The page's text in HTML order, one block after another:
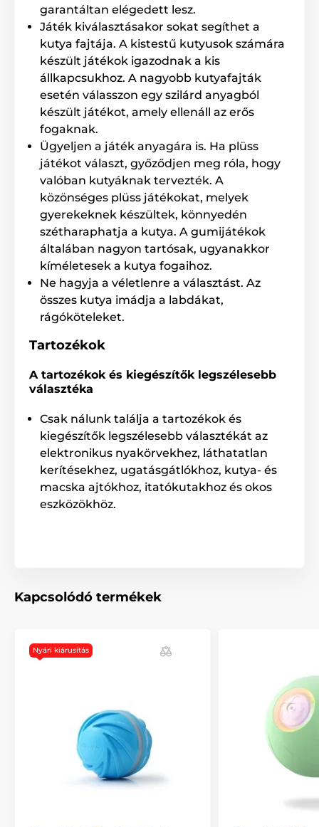
kínálja, amikor a labda hirtelen megáll, más irányba
mozdul el és a labda felületén található lyukaknak
köszönhetően a macska könnyebben manipulálhat
vele. A labdák önmagukban is használhatók
játékként.
A termék előnyei:
3 db eredeti Meow Planet labda (2x zöld, 1x narancs)
önmagában is használható, a Petkit kaparó nélkül
Megjegyzés: A kép csak illusztráció.
A műszaki specifikációk előzetes értesítés nélkül
változhatnak. A képek csak illusztrációk.
A termék a következő kategóriákba sorolt
Játékok
Harapós
Labdák
garantáltan elégedett lesz.
Játék kiválasztásakor sokat segíthet a
kutya fajtája. A kistestű kutyusok számára
készült játékok igazodnak a kis
állkapcsukhoz. A nagyobb kutyafajták
esetén válasszon egy szilárd anyagból
készült játékot, amely ellenáll az erős
fogaknak.
Ügyeljen a játék anyagára is. Ha plüss
játékot választ, győződjen meg róla, hogy
valóban kutyáknak tervezték. A
közönséges plüss játékokat, melyek
gyerekeknek készültek, könnyedén
szétharaphatja a kutya. A gumijátékok
általában nagyon tartósak, ugyanakkor
kíméletesek a kutya fogaihoz.
Ne hagyja a véletlenre a választást. Az
összes kutya imádja a labdákat,
rágóköteleket.
Tartozékok
A tartozékok és kiegészítők legszélesebb
választéka
Csak nálunk találja a tartozékok és
kiegészítők legszélesebb választékát az
elektronikus nyakörvekhez, láthatatlan
kerítésekhez, ugatásgátlókhoz, kutya- és
macska ajtókhoz, itatókutakhoz és okos
eszközökhöz.
Kapcsolódó termékek
Nyári kiárusítás